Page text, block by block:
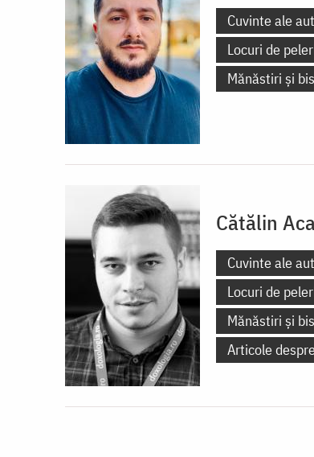
Cuvinte ale
Locuri de
Mănăstiri și
Cătălin
Cuvinte ale
Locuri de
Mănăstiri și
Articole